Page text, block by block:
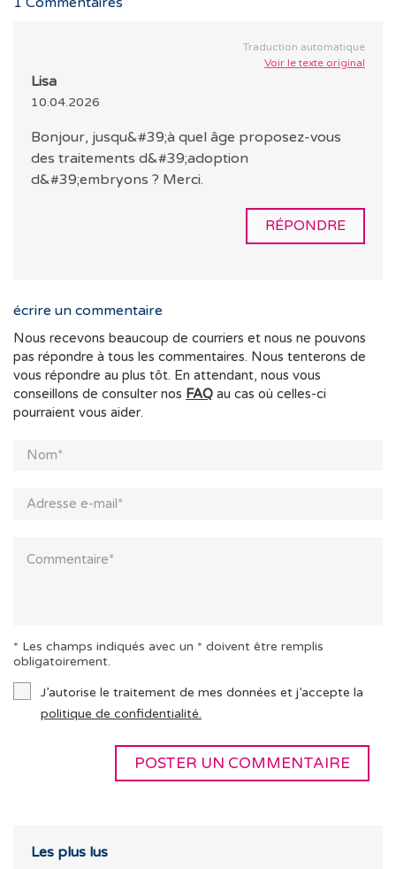
Traduction automatique
Voir le texte original
Lisa
10.04.2026
Bonjour, jusqu&#39;à quel âge proposez-vous
des traitements d&#39;adoption
d&#39;embryons ? Merci.
RÉPONDRE
écrire un commentaire
Nous recevons beaucoup de courriers et nous ne pouvons
pas répondre à tous les commentaires. Nous tenterons de
vous répondre au plus tôt. En attendant, nous vous
conseillons de consulter nos FAQ au cas où celles-ci
pourraient vous aider.
* Les champs indiqués avec un * doivent être remplis
obligatoirement.
J’autorise le traitement de mes données et j’accepte la
politique de confidentialité.
Les plus lus